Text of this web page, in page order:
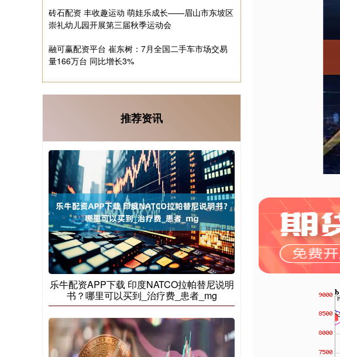
砖石配资 丰收趣运动 萌娃乐成长——眉山市东坡区
崇礼幼儿园开展第三届秋季运动会
融可赢配资平台 崔东树：7月全国二手车市场交易
量166万台 同比增长3%
推荐资讯
乐牛配资APP下载 印度NATCO拉帕替尼说明
书？哪里可以买到_治疗费_患者_mg